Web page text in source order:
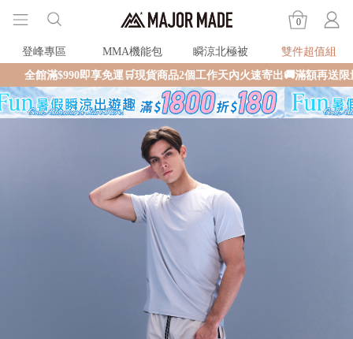
0
登峰專區 MMA機能包 瞬涼北極被
雙件超值組
免運🛒現貨商品2個工作天內火速寄出🚚滿額再送限量好禮✨